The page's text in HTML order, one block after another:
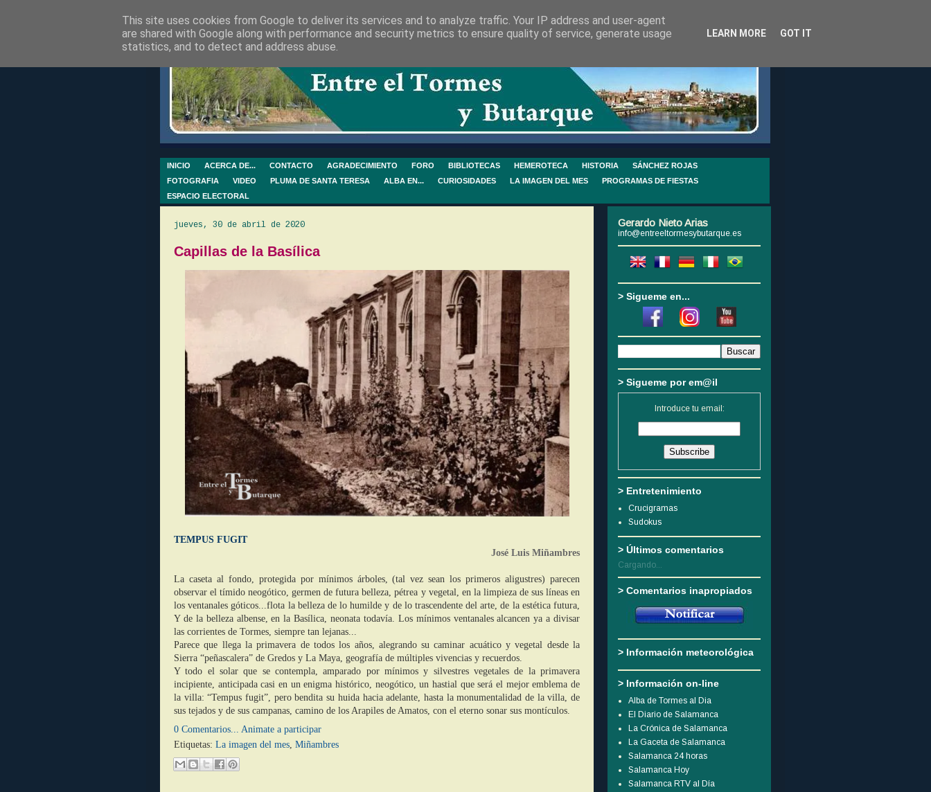
INICIO ACERCA DE... CONTACTO AGRADECIMIENTO FORO BIBLIOTECAS HEMEROTECA HISTORIA
SÁNCHEZ ROJAS
FOTOGRAFIA
VIDEO PLUMA DE SANTA TERESA ALBA EN... CURIOSIDADES LA IMAGEN DEL MES
PROGRAMAS DE FIESTAS
ESPACIO ELECTORAL
jueves, 30 de abril de 2020
Capillas de la Basílica
TEMPUS FUGIT
José Luis Miñambres
La caseta al fondo, protegida por mínimos árboles, (tal vez sean los primeros aligustres) parecen
observar el tímido neogótico, germen de futura belleza, pétrea y vegetal, en la limpieza de sus líneas en
los ventanales góticos...flota la belleza de lo humilde y de lo trascendente del arte, de la estética futura,
Y de la belleza albense, en la Basílica, neonata todavía. Los mínimos ventanales alcancen ya a divisar
las corrientes de Tormes, siempre tan lejanas...
Parece que llega la primavera de todos los años, alegrando su caminar acuático y vegetal desde la
Sierra “peñascalera” de Gredos y La Maya, geografía de múltiples vivencias y recuerdos.
Y todo el solar que se contempla, amparado por mínimos y silvestres vegetales de la primavera
incipiente, anticipada casi en un enigma histórico, neogótico, un hastial que será el mejor emblema de
la villa: “Tempus fugit”, pero bendita su huida hacia adelante, hasta la monumentalidad de la villa, de
sus tejados y de sus campanas, camino de los Arapiles de Amatos, con el eterno sonar sus montículos.
0 Comentarios... Animate a participar
Etiquetas: La imagen del mes, Miñambres
Gerardo Nieto Arias
info@entreeltormesybutarque.es
> Sigueme en...
> Sigueme por em@il
Introduce tu email:
> Entretenimiento
Crucigramas
Sudokus
> Últimos comentarios
Cargando...
> Comentarios inapropiados
> Información meteorológica
> Información on-line
Alba de Tormes al Dia
El Diario de Salamanca
La Crónica de Salamanca
La Gaceta de Salamanca
Salamanca 24 horas
Salamanca Hoy
Salamanca RTV al Día
This site uses cookies from Google to deliver its services and to analyze traffic. Your IP address and user-agent
are shared with Google along with performance and security metrics to ensure quality of service, generate usage
statistics, and to detect and address abuse.
LEARN MORE GOT IT